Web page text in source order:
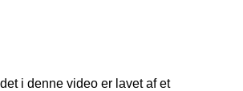
i denne video er lavet af et